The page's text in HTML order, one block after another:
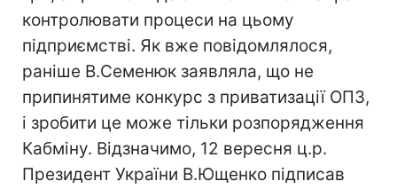
контролювати процеси на цьому
підприємстві. Як вже повідомлялося,
раніше В.Семенюк заявляла, що не
припинятиме конкурс з приватизації ОПЗ,
і зробити це може тільки розпорядження
Кабміну. Відзначимо, 12 вересня ц.р.
Президент України В.Ющенко підписав